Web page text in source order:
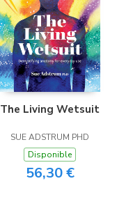
The Living Wetsuit
SUE ADSTRUM PHD
Disponible
56,30 €